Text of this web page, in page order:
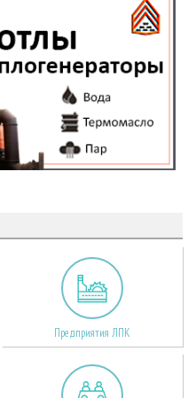
Предприятия ЛПК